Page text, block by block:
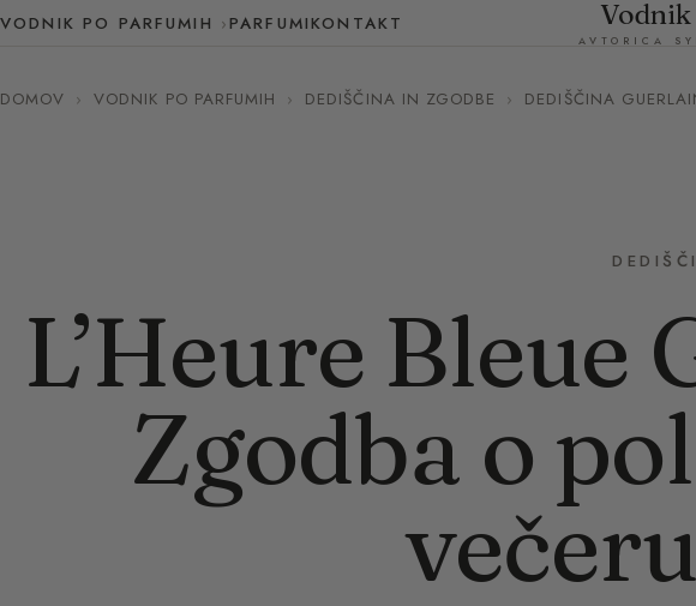
VODNIK PO PARFUMIH PARFUMIKONTAKT
AVTORICA
DOMOV › VODNIK PO PARFUMIH › DEDIŠČINA IN ZGODBE › DEDIŠČINA
L’Heure Bleue
Zgodba o
večeru